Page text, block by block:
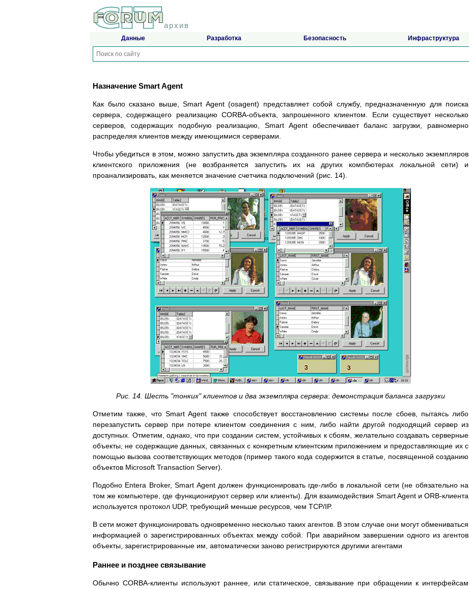
архив
Данные Разработка Безопасность Инфраструктура
Назначение Smart Agent
Как было сказано выше, Smart Agent (osagent) представляет собой службу, предназначенную для поиска
сервера, содержащего реализацию CORBA-объекта, запрошенного клиентом. Если существует несколько
серверов, содержащих подобную реализацию, Smart Agent обеспечивает баланс загрузки, равномерно
распределяя клиентов между имеющимися серверами.
Чтобы убедиться в этом, можно запустить два экземпляра созданного ранее сервера и несколько экземпляров
клиентского приложения (не возбраняется запустить их на других компбютерах локальной сети) и
проанализировать, как меняется значение счетчика подключений (рис. 14).
Рис. 14. Шесть "тонких" клиентов и два экземпляра сервера: демонстрация баланса загрузки
Отметим также, что Smart Agent также способствует восстановлению системы после сбоев, пытаясь либо
перезапустить сервер при потере клиентом соединения с ним, либо найти другой подходящий сервер из
доступных. Отметим, однако, что при создании систем, устойчивых к сбоям, желательно создавать серверные
объекты, не содержащие данных, связанных с конкретным клиентским приложением и предоставляющие их с
помощью вызова соответствующих методов (пример такого кода содержится в статье, посвященной созданию
объектов Microsoft Transaction Server).
Подобно Entera Broker, Smart Agent должен функционировать где-либо в локальной сети (не обязательно на
том же компьютере, где функционируют сервер или клиенты). Для взаимодействия Smart Agent и ORB-клиента
используется протокол UDP, требующий меньше ресурсов, чем TCP/IP.
В сети может функционировать одновременно несколько таких агентов. В этом случае они могут обмениваться
информацией о зарегистрированных объектах между собой. При аварийном завершении одного из агентов
объекты, зарегистрированные им, автоматически заново регистрируются другими агентами
Раннее и позднее связывание
Обычно CORBA-клиенты используют раннее, или статическое, связывание при обращении к интерфейсам